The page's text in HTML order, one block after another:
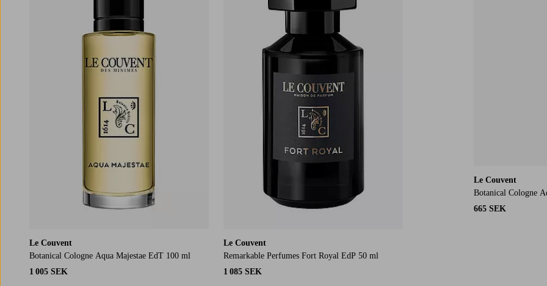
Le Couvent
Botanical Cologne
665 SEK
Le Couvent
Botanical Cologne Aqua Majestae EdT 100 ml
1 005 SEK
Le Couvent
Remarkable Perfumes Fort Royal EdP 50 ml
1 085 SEK